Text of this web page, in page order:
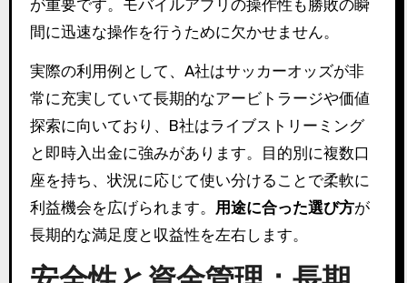
が重要です。モバイルアプリの操作性も勝敗の瞬
間に迅速な操作を行うために欠かせません。
実際の利用例として、A社はサッカーオッズが非
常に充実していて長期的なアービトラージや価値
探索に向いており、B社はライブストリーミング
と即時入出金に強みがあります。目的別に複数口
座を持ち、状況に応じて使い分けることで柔軟に
利益機会を広げられます。
用途に合った選び方が
長期的な満足度と収益性を左右します。